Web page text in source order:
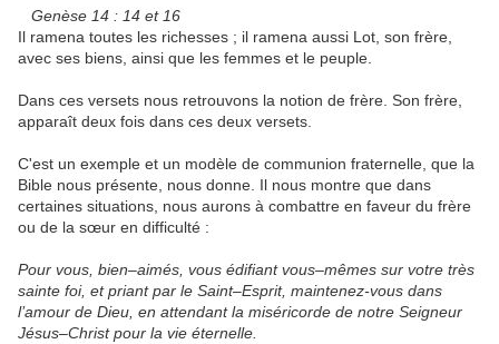
Genèse 14 : 14 et 16
Il ramena toutes les richesses ; il ramena aussi Lot, son frère,
avec ses biens, ainsi que les femmes et le peuple.
Dans ces versets nous retrouvons la notion de frère. Son frère,
apparaît deux fois dans ces deux versets.
C'est un exemple et un modèle de communion fraternelle, que la
Bible nous présente, nous donne. Il nous montre que dans
certaines situations, nous aurons à combattre en faveur du frère
ou de la sœur en difficulté :
Pour vous, bien–aimés, vous édifiant vous–mêmes sur votre très
sainte foi, et priant par le Saint–Esprit, maintenez-vous dans
l’amour de Dieu, en attendant la miséricorde de notre Seigneur
Jésus–Christ pour la vie éternelle.